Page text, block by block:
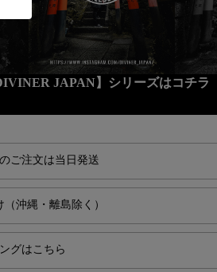
JAPAN】シリーズはコチラ
ご注文は当日発送
沖縄・離島除く）
グはこちら